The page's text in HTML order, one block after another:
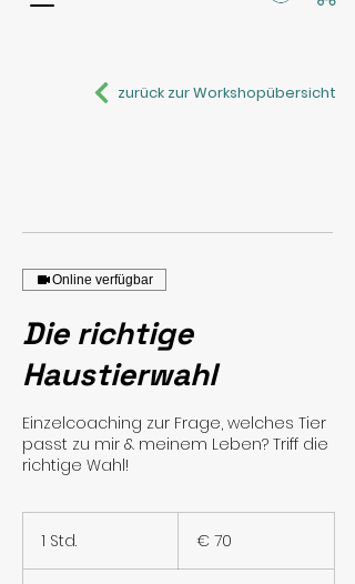
zurück zur Workshopübersicht
Online verfügbar
Die richtige
Haustierwahl
Einzelcoaching zur Frage, welches Tier
passt zu mir & meinem Leben? Triff die
1 Std. € 70